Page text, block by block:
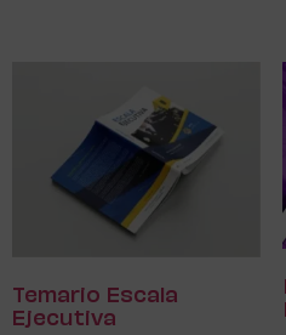
Temario Escala
Ejecutiva